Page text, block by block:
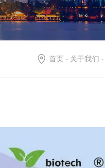
首页 - 关于我们 -